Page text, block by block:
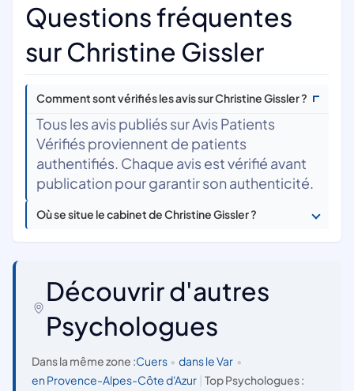
Questions fréquentes
sur Christine Gissler
Comment sont vérifiés les avis sur Christine Gissler ?
Tous les avis publiés sur Avis Patients
Vérifiés proviennent de patients
authentifiés. Chaque avis est vérifié avant
publication pour garantir son authenticité.
Où se situe le cabinet de Christine Gissler ?
Découvrir d'autres
Psychologues
Dans la même zone :Cuers • dans le Var •
en Provence-Alpes-Côte d'Azur
Top Psychologues :